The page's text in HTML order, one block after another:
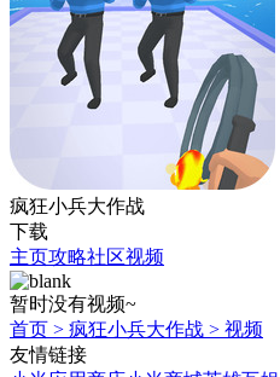
疯狂小兵大作战
下载
主页攻略社区视频
暂时没有视频~
首页 > 疯狂小兵大作战 > 视频
友情链接